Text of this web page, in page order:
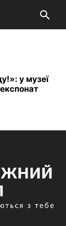
у музеї